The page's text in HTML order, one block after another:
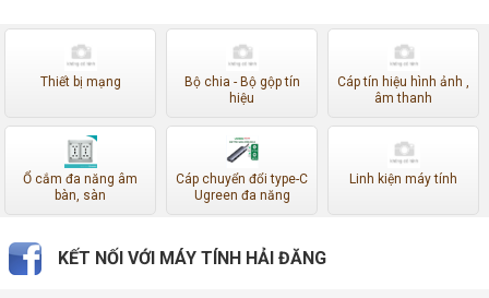
Thiết bị mạng
Bộ chia - Bộ gộp tín
hiệu
Cáp tín hiệu hình ảnh ,
âm thanh
Ổ cắm đa năng âm
bàn, sàn
Cáp chuyển đổi type-C
Ugreen đa năng
Linh kiện máy tính
KẾT NỐI VỚI MÁY TÍNH HẢI ĐĂNG